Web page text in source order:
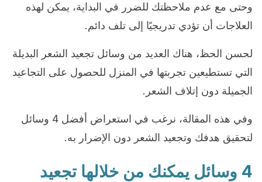
وحتى مع عدم ملاحظتك للضرر في البداية، يمكن لهذه
العلاجات أن تؤدي تدريجيًا إلى تلف دائم.
لحسن الحظ، هناك العديد من وسائل تجعيد الشعر البديلة
التي تستطيعين تجربتها في المنزل للحصول على التجاعيد
الجميلة دون إتلاف الشعر.
وفي هذه المقالة، نرغب في استعراض أفضل 4 وسائل
لتحقيق هدفك وتجعيد الشعر دون الإضرار به.
4 وسائل يمكنك من خلالها تجعيد